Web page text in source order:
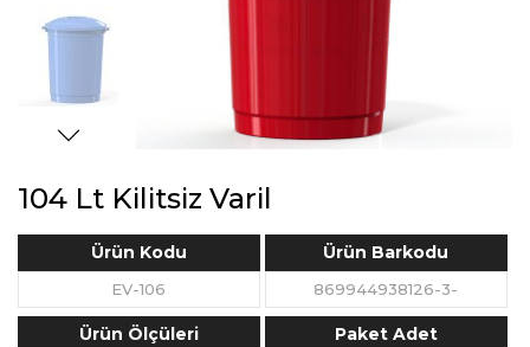
104 Lt Kilitsiz Varil
Ürün Kodu
EV-106
Ürün Barkodu
869944938126-3-
Ürün Ölçüleri Paket Adet